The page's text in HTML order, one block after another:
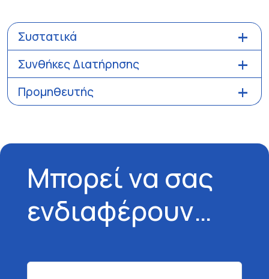
Συστατικά
Συνθήκες Διατήρησης
Προμηθευτής
Μπορεί να σας
ενδιαφέρουν…